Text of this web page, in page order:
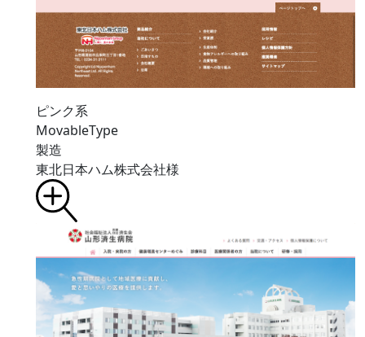
ピンク系
MovableType
製造
東北日本ハム株式会社様